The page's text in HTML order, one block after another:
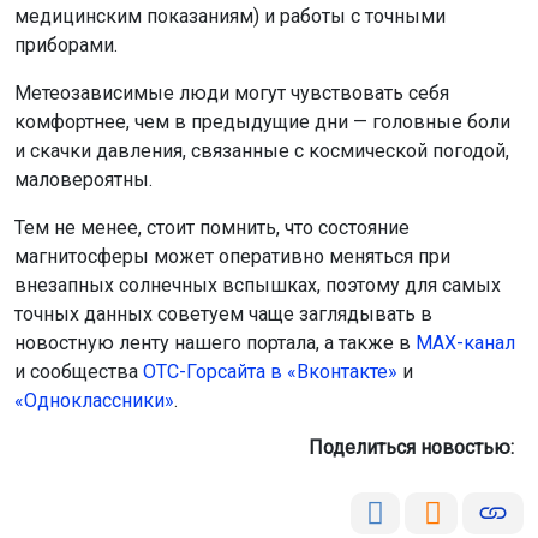
медицинским показаниям) и работы с точными
приборами.
Метеозависимые люди могут чувствовать себя
комфортнее, чем в предыдущие дни — головные боли
и скачки давления, связанные с космической погодой,
маловероятны.
Тем не менее, стоит помнить, что состояние
магнитосферы может оперативно меняться при
внезапных солнечных вспышках, поэтому для самых
точных данных советуем чаще заглядывать в
новостную ленту нашего портала, а также в МАХ-канал
и сообщества ОТС-Горсайта в «Вконтакте» и
«Одноклассники».
Поделиться новостью: